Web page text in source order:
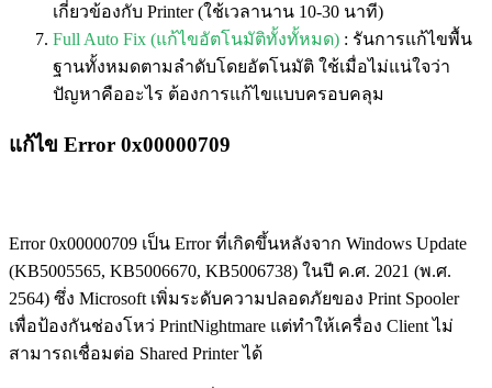
เกี่ยวข้องกับ Printer (ใช้เวลานาน 10-30 นาที)
Full Auto Fix (แก้ไขอัตโนมัติทั้งทั้หมด) : รันการแก้ไขพื้น
ฐานทั้งหมดตามลำดับโดยอัตโนมัติ ใช้เมื่อไม่แน่ใจว่า
ปัญหาคืออะไร ต้องการแก้ไขแบบครอบคลุม
แก้ไข Error 0x00000709
Error 0x00000709 เป็น Error ที่เกิดขึ้นหลังจาก Windows Update
(KB5005565, KB5006670, KB5006738) ในปี ค.ศ. 2021 (พ.ศ.
2564) ซึ่ง Microsoft เพิ่มระดับความปลอดภัยของ Print Spooler
เพื่อป้องกันช่องโหว่ PrintNightmare แต่ทำให้เครื่อง Client ไม่
สามารถเชื่อมต่อ Shared Printer ได้